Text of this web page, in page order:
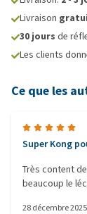
Livraison
30 jours de
Les clients
Ce que les
Super Kong
Très content
beaucoup le
28 décembre 2025